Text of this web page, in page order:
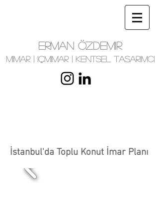
ERMAN ÖZDEMIR
MIMAR | IÇMIMAR | KENTSEL TASARIMCI
İstanbul'da Toplu Konut İmar Planı